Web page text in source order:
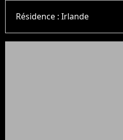
Résidence :Irlande